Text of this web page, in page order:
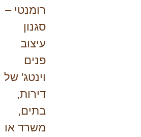
רומנטי –
סגנון
עיצוב
פנים
וינטג' של
דירות,
בתים,
משרד או